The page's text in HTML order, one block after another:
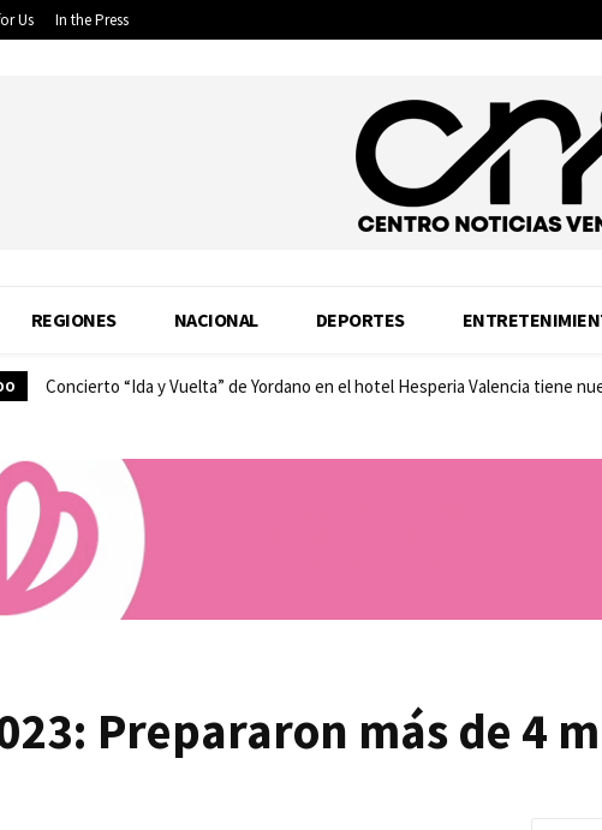
Us In the Press
REGIONES NACIONAL DEPORTES
Concierto “Ida y Vuelta” de Yordano en el hotel Hesperia Valencia tiene
Prepararon más de 4